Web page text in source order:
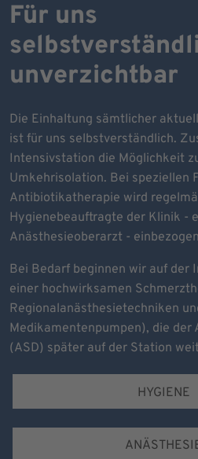
Für uns
unverzichtbar
Die Einhaltung sämtlicher
ist für uns selbstverständlich.
Intensivstation die Möglichkeit
Umkehrisolation. Bei speziellen
Antibiotikatherapie wird
Hygienebeauftragte der Klinik -
Anästhesieoberarzt -
Bei Bedarf beginnen wir auf der
einer hochwirksamen
Regionalanästhesietechniken
Medikamentenpumpen), die der
(ASD) später auf der Station
HYGIENE